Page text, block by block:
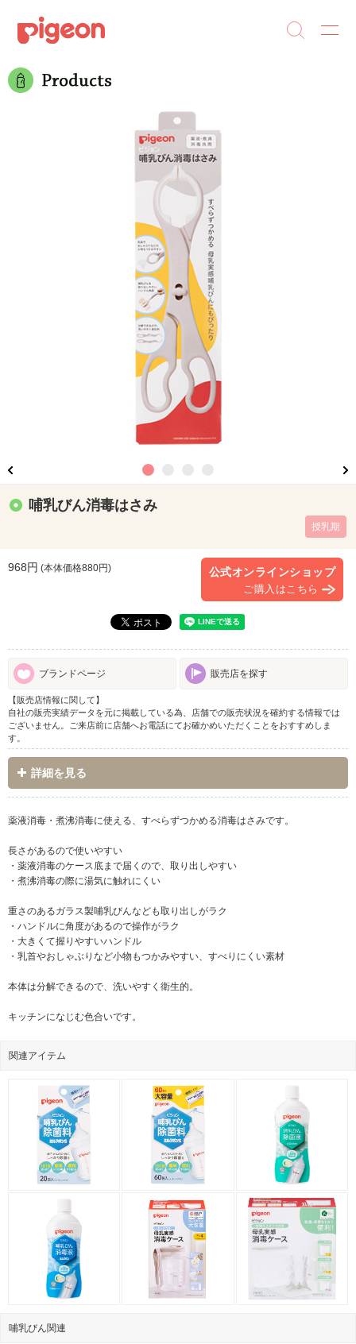
哺乳びん消毒はさみ
授乳期
968円 (本体価格880円) 公式オンラインショップ
ご購入はこちら
ブランドページ 販売店を探す
【販売店情報に関して】
自社の販売実績データを元に掲載している為、店舗での販売状況を確約する情報では
ございません。ご来店前に店舗へお電話にてお確かめいただくことをおすすめしま
す。
詳細を見る
薬液消毒・煮沸消毒に使える、すべらずつかめる消毒はさみです。
長さがあるので使いやすい
・薬液消毒のケース底まで届くので、取り出しやすい
・煮沸消毒の際に湯気に触れにくい
重さのあるガラス製哺乳びんなども取り出しがラク
・ハンドルに角度があるので操作がラク
・大きくて握りやすいハンドル
・乳首やおしゃぶりなど小物もつかみやすい、すべりにくい素材
本体は分解できるので、洗いやすく衛生的。
キッチンになじむ色合いです。
関連アイテム
哺乳びん関連